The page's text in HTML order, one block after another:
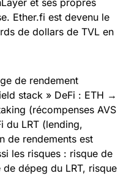
et ses propres
Ether.fi est devenu le
de dollars de TVL en
de rendement
stack » DeFi : ETH →
(récompenses AVS
du LRT (lending,
de rendements est
les risques : risque de
dépeg du LRT, risque